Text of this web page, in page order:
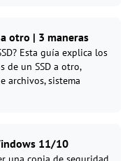
otro | 3 maneras
Esta guía explica los
de un SSD a otro,
archivos, sistema
11/10